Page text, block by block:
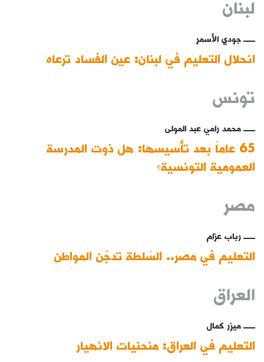
لبنان
جودي الأسمر
انحلال التعليم في لبنان: عين الفساد ترعاه
تونس
محمد رامي عبد المولى
65 عاماً بعد تأسيسها: هل ذوت المدرسة
العمومية التونسية؟
مصر
رباب عزام
التعليم في مصر.. السُلطة تدجِّن المواطن
العراق
ميزر كمال
التعليم في العراق: منحنيات الانهيار